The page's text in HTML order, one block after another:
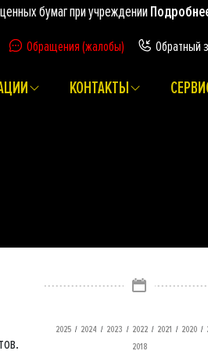
бумаг при учрежденииПодробнее >>
Обращения (жалобы) Обратный
КОНТАКТЫ
2025 / 2024 / 2023 / 2022 / 2021 / 2020 /
2018